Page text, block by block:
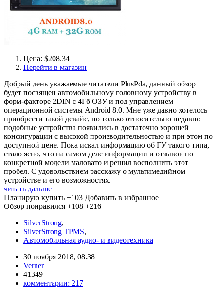
Цена: $208.34
Перейти в магазин
Добрый день уважаемые читатели PlusPda, данный обзор
будет посвящен автомобильному головному устройству в
форм-факторе 2DIN с 4Гб ОЗУ и под управлением
операционной системы Android 8.0. Мне уже давно хотелось
приобрести такой девайс, но только относительно недавно
подобные устройства появились в достаточно хорошей
конфигурации с высокой производительностью и при этом по
доступной цене. Пока искал информацию об ГУ такого типа,
стало ясно, что на самом деле информации и отзывов по
конкретной модели маловато и решил восполнить этот
пробел. С удовольствием расскажу о мультимедийном
устройстве и его возможностях.
читать дальше
Планирую купить +103 Добавить в избранное
Обзор понравился +108 +216
SilverStrong,
SilverStrong TPMS,
Автомобильная аудио- и видеотехника
30 ноября 2018, 08:38
Verner
41349
комментарии: 217